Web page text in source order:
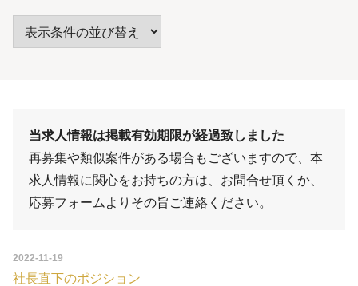
当求人情報は掲載有効期限が経過致しました
再募集や類似案件がある場合もございますので、本
求人情報に関心をお持ちの方は、 お問合せ頂くか、
応募フォーム よりその旨ご連絡ください。
2022-11-19
社長直下のポジション